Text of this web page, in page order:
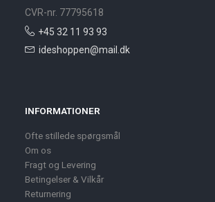
CVR-nr. 77795618
+45 32 11 93 93
ideshoppen@mail.dk
INFORMATIONER
Ofte stillede spørgsmål
Om os
Fragt og Levering
Betingelser & Vilkår
Returnering